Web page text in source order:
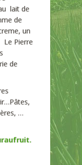
lait de
de
un
Le Pierre
de
…